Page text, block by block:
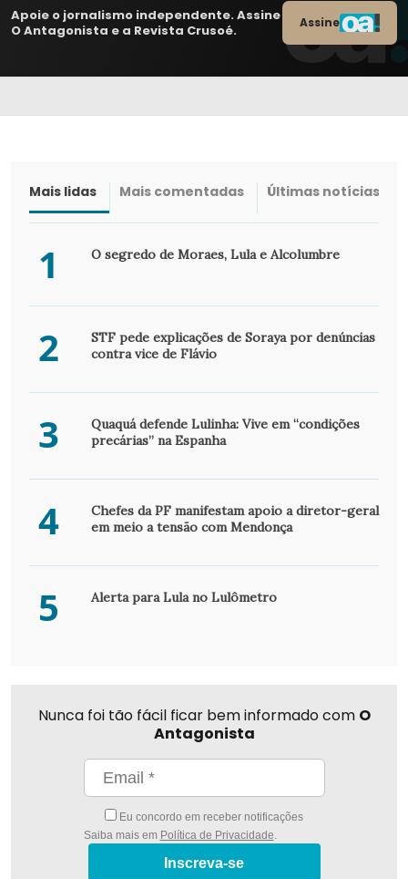
Apoie o jornalismo independente. Assine
O Antagonista e a Revista Crusoé.
Assine
Mais lidas Mais comentadas Últimas notícias
1 O segredo de Moraes, Lula e Alcolumbre
2
STF pede explicações de Soraya por denúncias
contra vice de Flávio
3
Quaquá defende Lulinha: Vive em “condições
precárias” na Espanha
4
Chefes da PF manifestam apoio a diretor-geral
em meio a tensão com Mendonça
5 Alerta para Lula no Lulômetro
Nunca foi tão fácil ficar bem informado com O
Antagonista
Eu concordo em receber notificações
Saiba mais em Política de Privacidade.
Inscreva-se